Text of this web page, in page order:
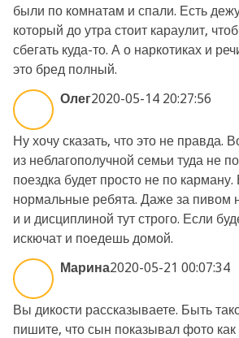
были по комнатам и спали. Есть
который до утра стоит караулит,
сбегать куда-то. А о наркотиках и
это бред полный.
Олег2020-05-14 20:27:56
Ну хочу сказать, что это не правда.
из неблагополучной семьи туда не
поездка будет просто не по
нормальные ребята. Даже за пивом
и и дисциплиной тут строго. Если
искючат и поедешь домой.
Марина2020-05-21 00:07:34
Вы дикости рассказываете. Быть
пишите, что сын показывал фото